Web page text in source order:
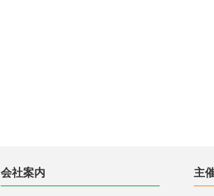
会社案内 主